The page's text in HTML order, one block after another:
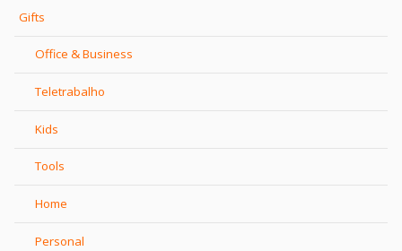
Gifts
Office & Business
Teletrabalho
Kids
Tools
Home
Personal